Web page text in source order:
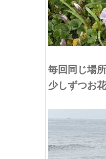
毎回同じ場
少しずつお